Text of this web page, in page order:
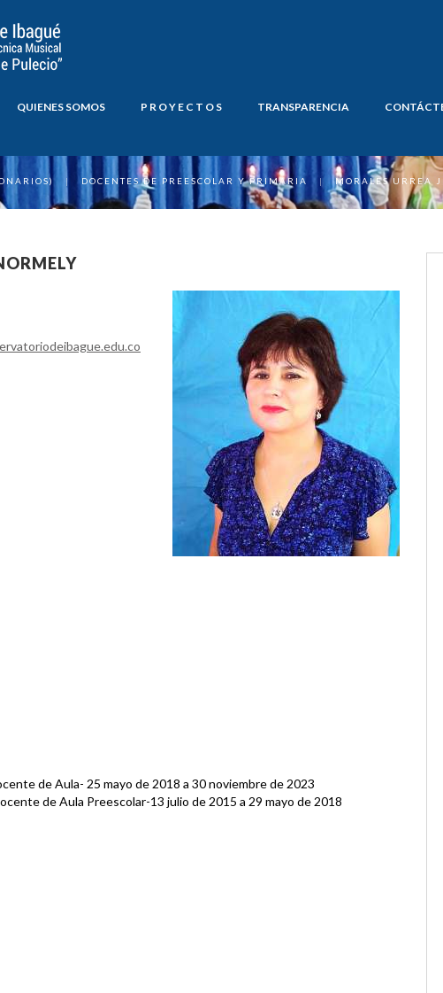
QUIENES SOMOS P R O Y E C T O S TRANSPARENCIA
| DOCENTES DE PREESCOLAR Y PRIMARIA | MORALES URREA
de Aula- 25 mayo de 2018 a 30 noviembre de 2023
de Aula Preescolar-13 julio de 2015 a 29 mayo de 2018